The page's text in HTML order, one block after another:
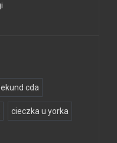
cda
cieczka u yorka